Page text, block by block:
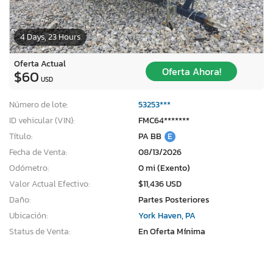
4 Days, 23 Hours
Oferta Actual
$60 USD
Oferta Ahora!
Número de lote:
53253***
ID vehicular (VIN):
FMC64*******
Título:
PA BB E
Fecha de Venta:
08/13/2026
Odómetro:
0 mi (Exento)
Valor Actual Efectivo:
$11,436 USD
Daño:
Partes Posteriores
Ubicación:
York Haven, PA
Status de Venta:
En Oferta Mínima